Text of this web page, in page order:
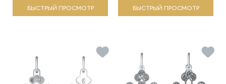
БЫСТРЫЙ ПРОСМОТР БЫСТРЫЙ ПРОСМОТР